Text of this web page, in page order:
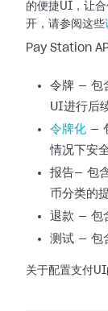
的便捷UI，让
开，请参阅这些
Pay Station
令牌 — 包
UI进行后
令牌化 —
情况下安
报告— 包
币分类的
退款 — 包
测试 — 包
关于配置支付